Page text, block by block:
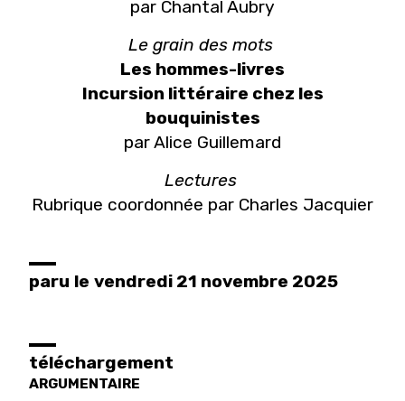
par Chantal Aubry
Le grain des mots
Les hommes-livres
Incursion littéraire chez les
bouquinistes
par Alice Guillemard
Lectures
Rubrique coordonnée par Charles Jacquier
paru le vendredi 21 novembre 2025
téléchargement
ARGUMENTAIRE